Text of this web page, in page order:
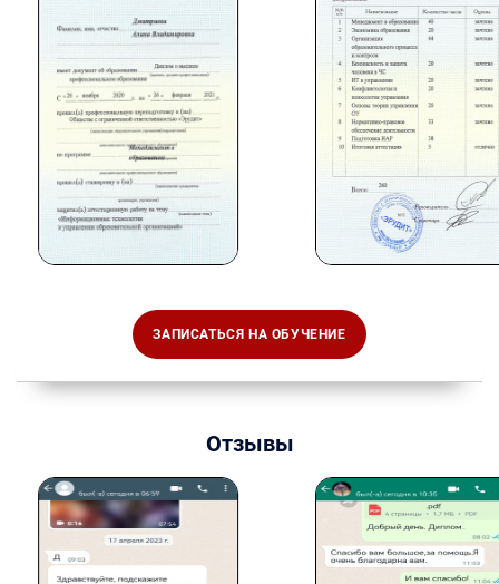
ЗАПИСАТЬСЯ НА ОБУЧЕНИЕ
Отзывы